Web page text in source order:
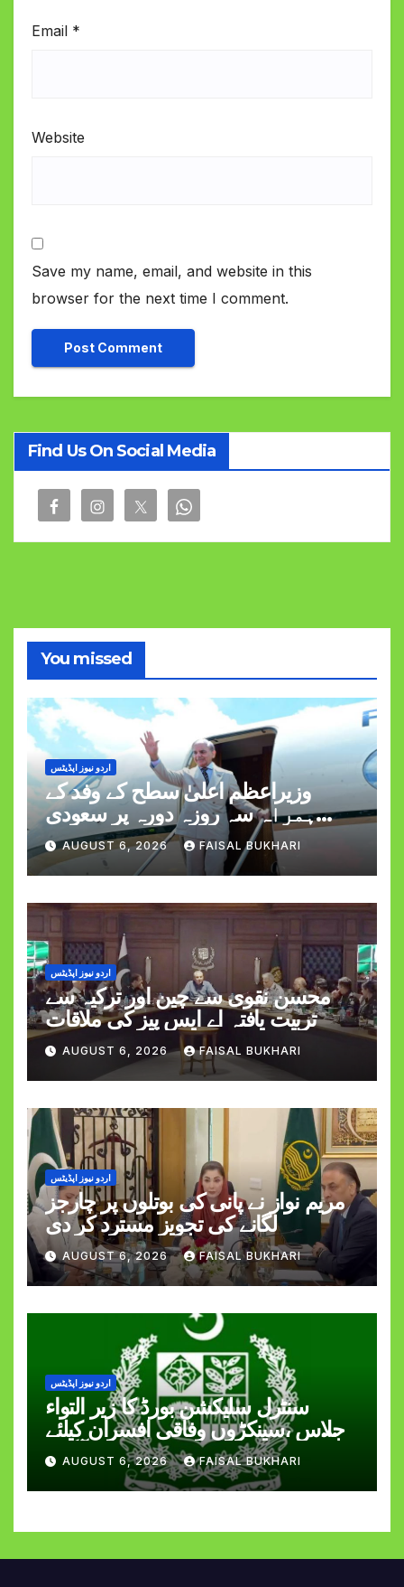
Email *
Website
Save my name, email, and website in this
browser for the next time I comment.
Find Us On Social Media
You missed
اردو نیوز اپڈیٹس
وزیراعظم اعلیٰ سطح کے وفد کے
ہمراہ سہ روزہ دورہ پر سعودی
عرب روانہ
AUGUST 6, 2026 FAISAL BUKHARI
اردو نیوز اپڈیٹس
محسن نقوی سے چین اور ترکیہ سے
تربیت یافتہ اے ایس پیز کی ملاقات
AUGUST 6, 2026 FAISAL BUKHARI
اردو نیوز اپڈیٹس
مریم نواز نے پانی کی بوتلوں پر چارجز
لگانے کی تجویز مسترد کر دی
AUGUST 6, 2026 FAISAL BUKHARI
اردو نیوز اپڈیٹس
سنٹرل سلیکشن بورڈ کا زیر التواء
اجلاس ،سینکڑوں وفاقی افسران کیلئے
اچھی خبر آ گئی
AUGUST 6, 2026 FAISAL BUKHARI